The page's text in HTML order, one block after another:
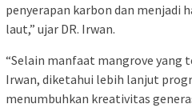
penyerapan karbon dan menjadi
laut,” ujar DR. Irwan.
“Selain manfaat mangrove yang
Irwan, diketahui lebih lanjut
menumbuhkan kreativitas